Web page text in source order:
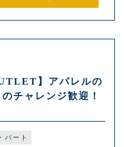
】アパレルの
チャレンジ歓迎！
パート